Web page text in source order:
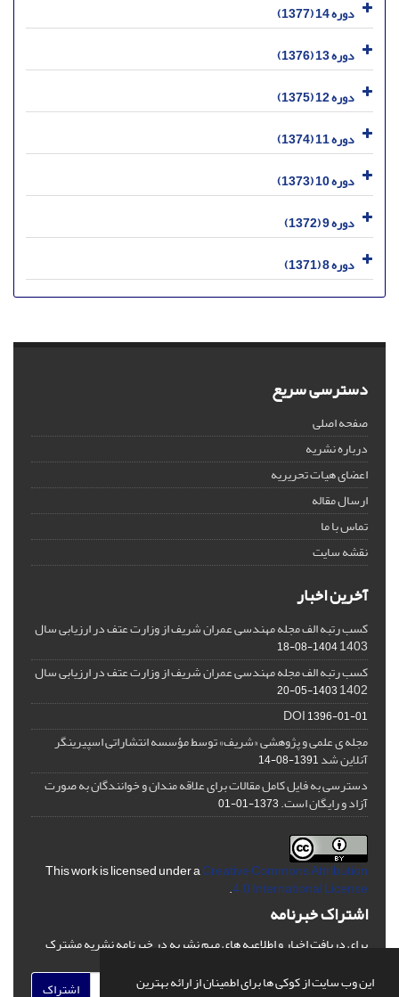
این وب سایت از کوکی ها برای اطمینان از ارائه بهترین
دوره 14 (1377)
دوره 13 (1376)
دوره 12 (1375)
دوره 11 (1374)
دوره 10 (1373)
دوره 9 (1372)
دوره 8 (1371)
دسترسی سریع
صفحه اصلی
درباره نشریه
اعضای هیات تحریریه
ارسال مقاله
تماس با ما
نقشه سایت
آخرین اخبار
کسب رتبه الف مجله مهندسی عمران شریف از وزارت عتف در ارزیابی سال
1403
1404-08-18
کسب رتبه الف مجله مهندسی عمران شریف از وزارت عتف در ارزیابی سال
1402
1403-05-20
DOI1396-01-01
مجله ی علمی و پژوهشی «شریف» توسط مؤسسه انتشاراتی اسپیرینگر
آنلاین شد1391-08-14
دسترسی به فایل کامل مقالات برای علاقه مندان و خوانندگان به صورت
آزاد و رایگان است.1373-01-01
This work is licensed under aCreative Commons Attribution
4.0 International License
.
اشتراک خبرنامه
برای دریافت اخبار و اطلاعیه های مهم نشریه در خبرنامه نشریه مشترک
اشتراک